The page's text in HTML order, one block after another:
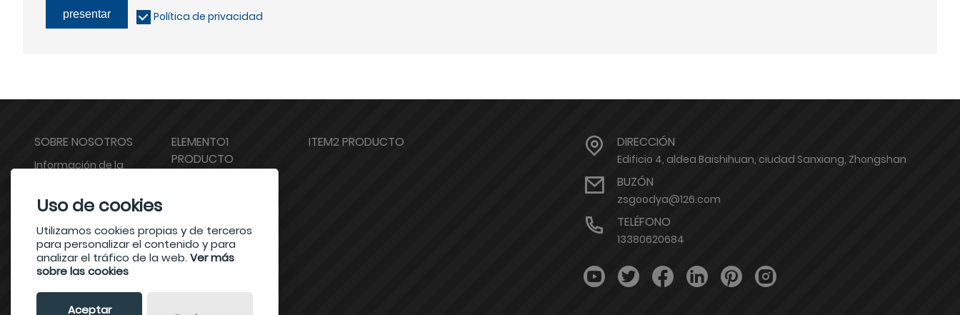
presentar Política de privacidad
SOBRE NOSOTROS
Información de la
visualización de las
certificaciones
ELEMENTO1
PRODUCTO
ITEM2 PRODUCTO DIRECCIÓN
Edificio 4, aldea Baishihuan, ciudad Sanxiang, Zhongshan
BUZÓN
zsgoodya@126.com
TELÉFONO
13380620684
Uso de cookies
Utilizamos cookies propias y de terceros
para personalizar el contenido y para
analizar el tráfico de la web. Ver más
sobre las cookies
Aceptar